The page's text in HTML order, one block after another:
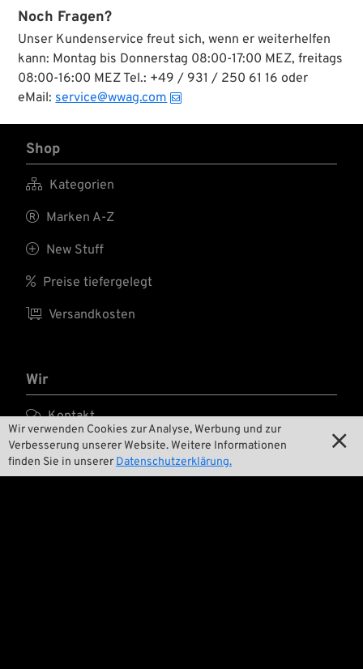
Wir verwenden Cookies zur Analyse, Werbung und zur
Verbesserung unserer Website. Weitere Informationen
finden Sie in unserer Datenschutzerklärung.

Noch Fragen?
Unser Kundenservice freut sich, wenn er weiterhelfen
kann: Montag bis Donnerstag 08:00-17:00 MEZ, freitags
08:00-16:00 MEZ Tel.: +49 / 931 / 250 61 16 oder
eMail: service@wwag.com
Shop
 Kategorien
 Marken A-Z
 New Stuff
 Preise tiefergelegt
 Versandkosten
Wir
 Kontakt
 Umwelt und Nachhaltigkeit
 Unsere Geschichte